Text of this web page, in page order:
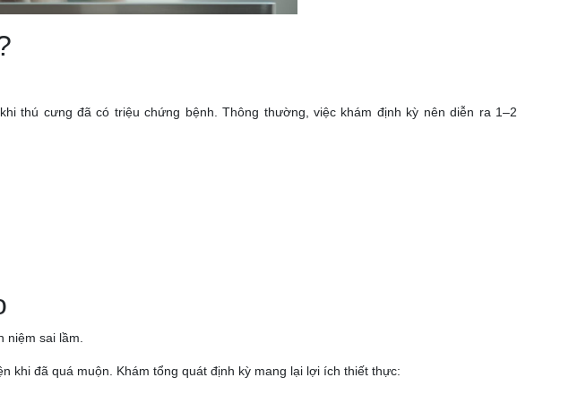
thú cưng đã có triệu chứng bệnh. Thông thường, việc khám định kỳ nên diễn ra 1–2
sai lầm.
khi đã quá muộn. Khám tổng quát định kỳ mang lại lợi ích thiết thực: